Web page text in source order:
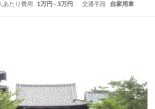
あたり費用 1万円 - 3万円 交通手段 自家用車